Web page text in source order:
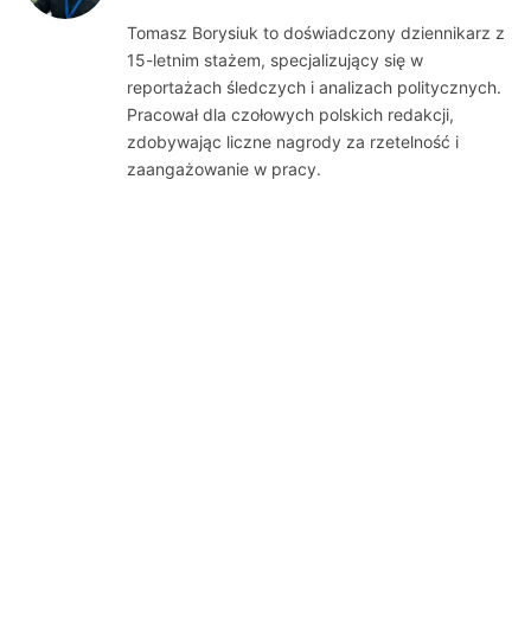
Tomasz Borysiuk to doświadczony dziennikarz z
15-letnim stażem, specjalizujący się w
reportażach śledczych i analizach politycznych.
Pracował dla czołowych polskich redakcji,
zdobywając liczne nagrody za rzetelność i
zaangażowanie w pracy.